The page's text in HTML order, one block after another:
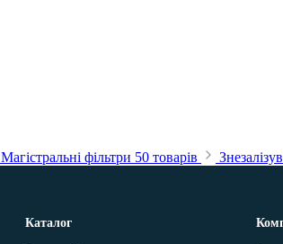
Магістральні фільтри 50 товарів
Каталог